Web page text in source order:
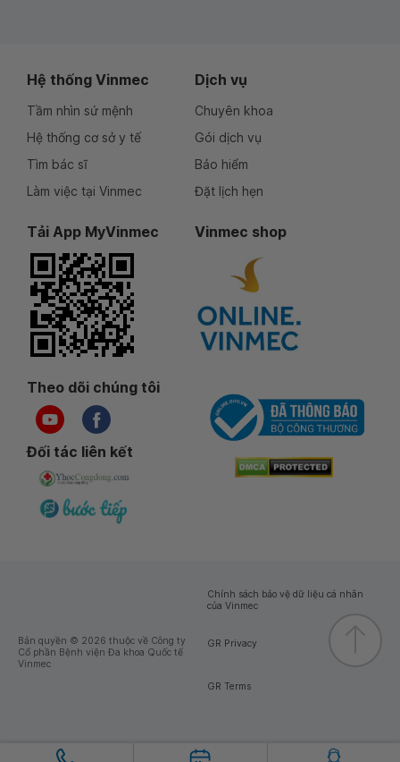
Hệ thống Vinmec
Tầm nhìn sứ mệnh
Hệ thống cơ sở y tế
Tìm bác sĩ
Làm việc tại Vinmec
Dịch vụ
Chuyên khoa
Gói dịch vụ
Bảo hiểm
Đặt lịch hẹn
Tải App MyVinmec Vinmec shop
Theo dõi chúng tôi
Đối tác liên kết
Bản quyền © 2026 thuộc về Công ty
Cổ phần Bệnh viện Đa khoa Quốc tế
Vinmec
Chính sách bảo vệ dữ liệu cá nhân
của Vinmec
GR Privacy
GR Terms